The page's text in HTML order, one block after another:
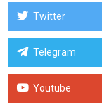
Twitter
Telegram
Youtube